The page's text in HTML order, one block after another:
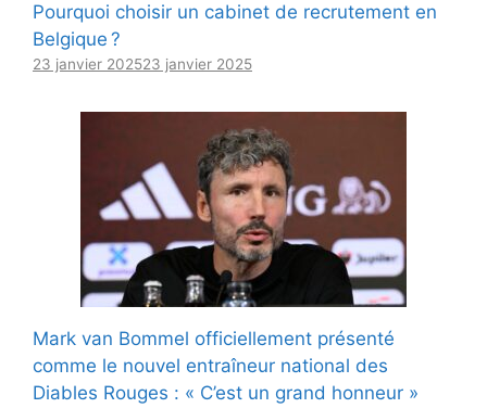
Pourquoi choisir un cabinet de recrutement en
Belgique ?
23 janvier 202523 janvier 2025
Mark van Bommel officiellement présenté
comme le nouvel entraîneur national des
Diables Rouges : « C’est un grand honneur »